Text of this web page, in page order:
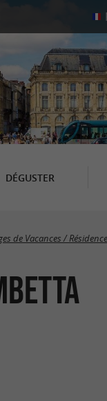
DÉGUSTER
de Vacances /